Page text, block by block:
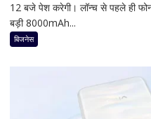
12 बजे पेश करेगी। लॉन्च से पहले ही
बड़ी 8000mAh...
बिजनेस